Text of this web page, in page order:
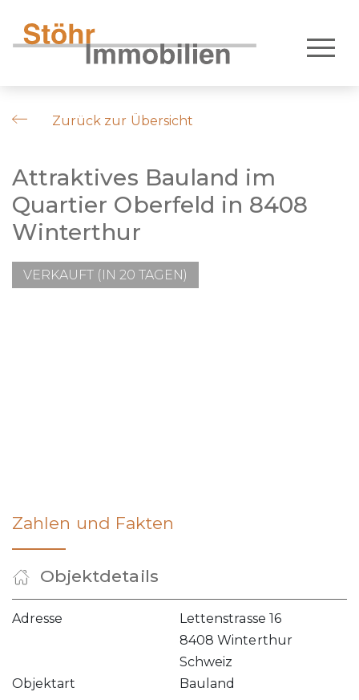
Zurück zur Übersicht
Attraktives Bauland im
Quartier Oberfeld in 8408
Winterthur
VERKAUFT (IN 20 TAGEN)
Zahlen und Fakten
Objektdetails
Adresse
Lettenstrasse 16
8408 Winterthur
Schweiz
Objektart
Bauland